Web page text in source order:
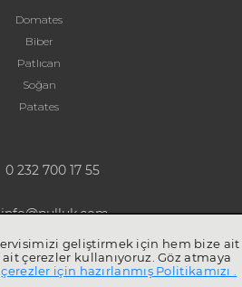
Domates
Biber
Patlıcan
Soğan
Patates
0 232 700 17 55
info@pulluk.com
geliştirmek için hem bize ait
çerezler kullanıyoruz. Göz atmaya
çerezler için hazırlanmış Politikamızı .